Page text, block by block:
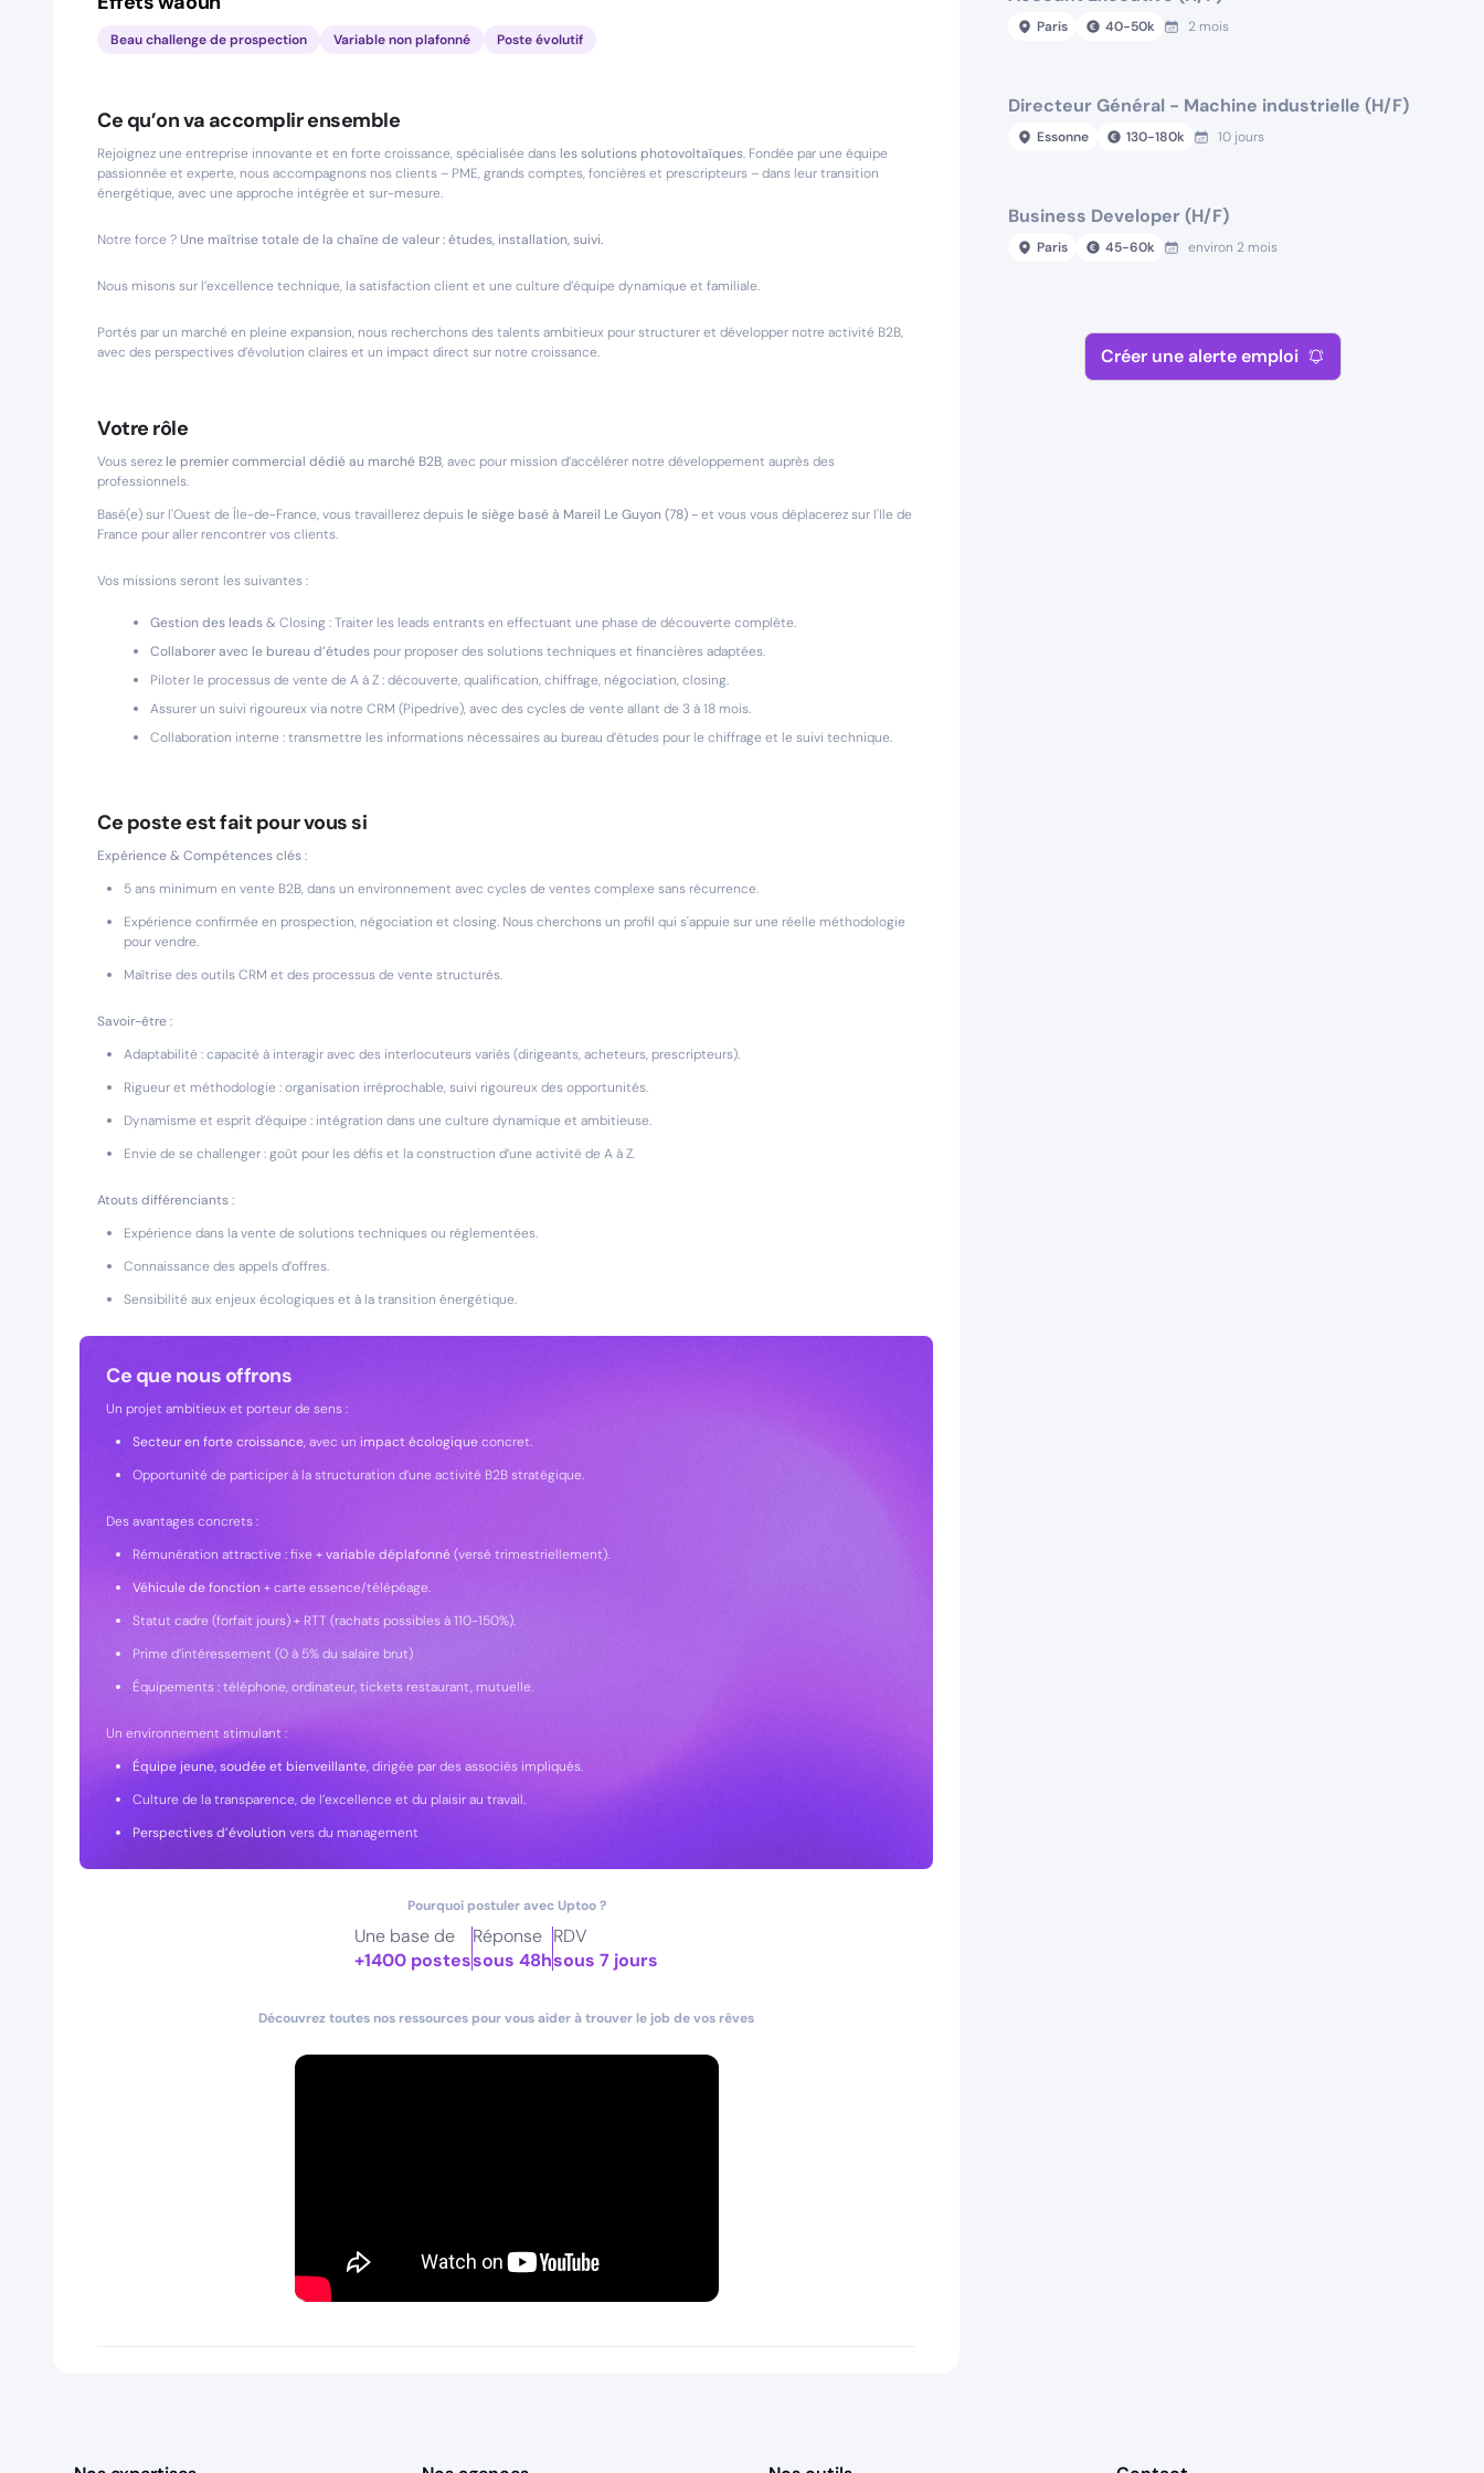
Beau challenge de prospection Variable non plafonné Poste évolutif
Ce qu’on va accomplir ensemble
Rejoignez une entreprise innovante et en forte croissance, spécialisée dans les solutions photovoltaïques. Fondée par une équipe
passionnée et experte, nous accompagnons nos clients – PME, grands comptes, foncières et prescripteurs – dans leur transition
énergétique, avec une approche intégrée et sur-mesure.
Notre force ?Une maîtrise totale de la chaîne de valeur : études, installation, suivi.
Nous misons sur l’excellence technique, la satisfaction client et une culture d’équipe dynamique et familiale.
Portés par un marché en pleine expansion, nous recherchons des talents ambitieux pour structurer et développer notre activité B2B,
avec des perspectives d’évolution claires et un impact direct sur notre croissance.
Votre rôle
Vous serez le premier commercial dédié au marché B2B, avec pour mission d’accélérer notre développement auprès des
professionnels.
Basé(e) sur l'Ouest de Île-de-France, vous travaillerez depuis le siège basé à Mareil Le Guyon (78) -et vous vous déplacerez sur l'Ile de
France pour aller rencontrer vos clients.
Vos missions seront les suivantes :
Gestion des leads& Closing : Traiter les leads entrants en effectuant une phase de découverte complète.
Collaborer avec le bureau d’études pour proposer des solutions techniques et financières adaptées.
Piloter le processus de vente de A à Z : découverte, qualification, chiffrage, négociation, closing.
Assurer un suivi rigoureux via notre CRM (Pipedrive), avec des cycles de vente allant de 3 à 18 mois.
Collaboration interne : transmettre les informations nécessaires au bureau d’études pour le chiffrage et le suivi technique.
Ce poste est fait pour vous si
Expérience & Compétences clés:
5 ans minimum en vente B2B, dans un environnement avec cycles de ventes complexe sans récurrence.
Expérience confirmée en prospection, négociation et closing. Nous cherchons un profil qui s'appuie sur une réelle méthodologie
pour vendre.
Maîtrise des outils CRM et des processus de vente structurés.
Savoir-être:
Adaptabilité : capacité à interagir avec des interlocuteurs variés (dirigeants, acheteurs, prescripteurs).
Rigueur et méthodologie : organisation irréprochable, suivi rigoureux des opportunités.
Dynamisme et esprit d’équipe : intégration dans une culture dynamique et ambitieuse.
Envie de se challenger : goût pour les défis et la construction d’une activité de A à Z.
Atouts différenciants:
Expérience dans la vente de solutions techniques ou réglementées.
Connaissance des appels d’offres.
Sensibilité aux enjeux écologiques et à la transition énergétique.
Ce que nous offrons
Un projet ambitieux et porteur de sens :
Secteur en forte croissance, avec un impact écologiqueconcret.
Opportunité de participer à la structuration d’une activité B2B stratégique.
Des avantages concrets :
Rémunération attractive : fixe +variable déplafonné(versé trimestriellement).
Véhicule de fonction+ carte essence/télépéage.
Statut cadre (forfait jours) + RTT (rachats possibles à 110-150%).
Prime d’intéressement (0 à 5% du salaire brut)
Équipements : téléphone, ordinateur, tickets restaurant, mutuelle.
Un environnement stimulant :
Équipe jeune, soudée et bienveillante, dirigée par des associés impliqués.
Culture de la transparence, de l’excellence et du plaisir au travail.
Perspectives d’évolutionvers du management
Pourquoi postuler avec Uptoo ?
Une base de
+1400 postes
Réponse
sous 48h
RDV
sous 7 jours
Découvrez toutes nos ressources pour vous aider à trouver le job de vos rêves
Paris 40-50k 2 mois
Directeur Général - Machine industrielle (H/F)
Essonne 130-180k 10 jours
Business Developer (H/F)
Paris 45-60k environ 2 mois
Créer une alerte emploi